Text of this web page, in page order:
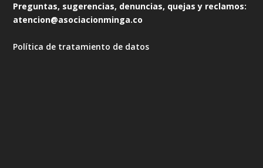
Preguntas, sugerencias, denuncias, quejas y reclamos:
atencion@asociacionminga.co
Política de tratamiento de datos